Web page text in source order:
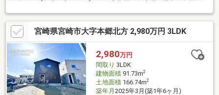
0.898%から適用！■40年以上50年の場合は金利0.947%から適用！
■おまとめ住宅ローンもご対応可能です！【お問合せは下記ま
で】■0985-78-3106（センチュリー21サンテル）＊オール電化で
月々のランニングコストがお得に！！＊エアコン照明付き♪＊人気
のカウンターキッチン＊浴室乾燥機＊家事を時短できる食洗器付
宮崎県宮崎市大字本郷北方 2,980万円 3LDK
2,980万円
間取り 3LDK
建物面積91.73m2
土地面積166.74m2
築年月 2025年3月(築1年6ヶ月)